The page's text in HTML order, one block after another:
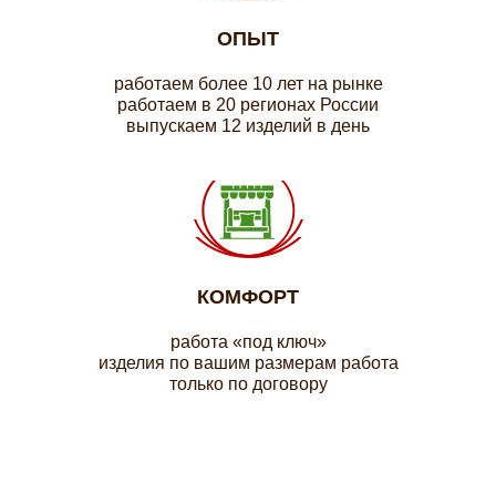
ОПЫТ
работаем более 10 лет на рынке
работаем в 20 регионах России
выпускаем 12 изделий в день
КОМФОРТ
работа «под ключ»
изделия по вашим размерам работа
только по договору